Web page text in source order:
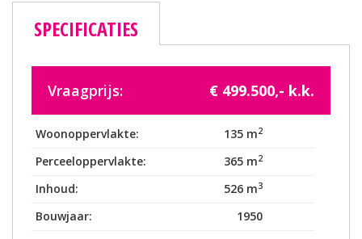
SPECIFICATIES
Vraagprijs: € 499.500,- k.k.
Woonoppervlakte: 135 m2
Perceeloppervlakte: 365 m2
Inhoud: 526 m3
Bouwjaar: 1950